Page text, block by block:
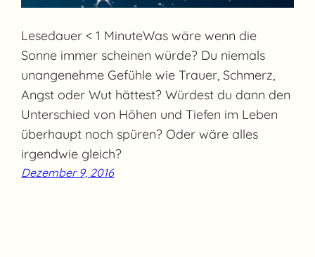
Lesedauer < 1 MinuteWas wäre wenn die
Sonne immer scheinen würde? Du niemals
unangenehme Gefühle wie Trauer, Schmerz,
Angst oder Wut hättest? Würdest du dann den
Unterschied von Höhen und Tiefen im Leben
überhaupt noch spüren? Oder wäre alles
irgendwie gleich?
Dezember 9, 2016